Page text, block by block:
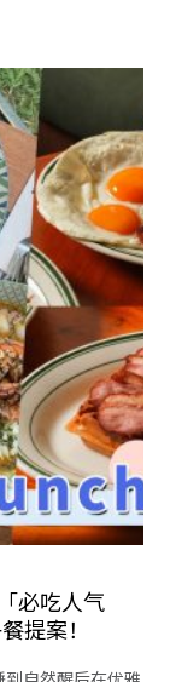
必吃人气
提案！